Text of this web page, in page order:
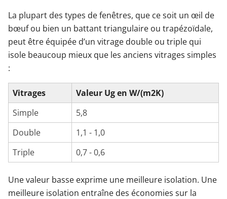
La plupart des types de fenêtres, que ce soit un œil de
bœuf ou bien un battant triangulaire ou trapézoïdale,
peut être équipée d’un vitrage double ou triple qui
isole beaucoup mieux que les anciens vitrages simples
:
Vitrages
Valeur Ug en W/(m2K)
Simple
5,8
Double
1,1 - 1,0
Triple
0,7 - 0,6
Une valeur basse exprime une meilleure isolation. Une
meilleure isolation entraîne des économies sur la